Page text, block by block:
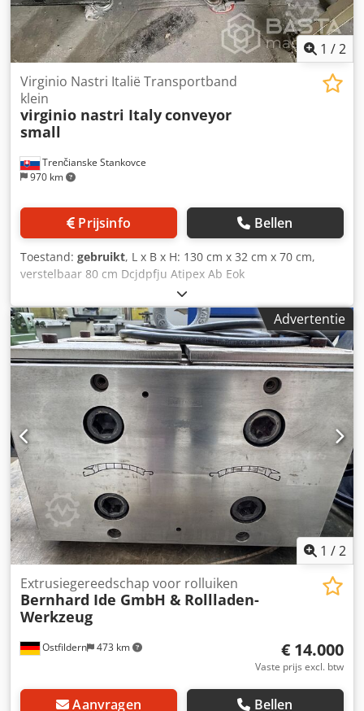
1 /2
Trenčianske Stankovce
970 km
Virginio Nastri Italië Transportband
klein
virginio nastri Italyconveyor
small
Prijsinfo Bellen
Toestand: gebruikt, L x B x H: 130 cm x 32 cm x 70 cm,
verstelbaar 80 cm Dcjdpfju Atipex Ab Eok
Advertentie
1 /2
Ostfildern 473 km
Extrusiegereedschap voor rolluiken
Bernhard Ide GmbH & Rollladen-
Werkzeug
€ 14.000
Vaste prijs excl. btw
Aanvragen Bellen